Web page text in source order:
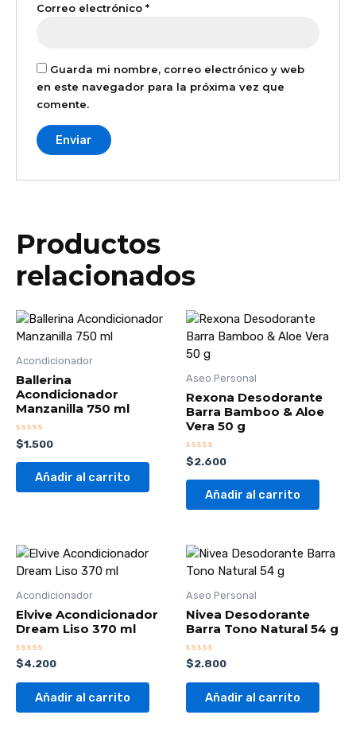
Correo electrónico*
Guarda mi nombre, correo electrónico y web
en este navegador para la próxima vez que
comente.
Productos
relacionados
Acondicionador
Ballerina
Acondicionador
Manzanilla 750 ml
Valorado
con
0
$1.500
Añadir al carrito
Aseo Personal
Rexona Desodorante
Barra Bamboo & Aloe
Vera 50 g
Valorado
con
0
$2.600
Añadir al carrito
Acondicionador
Elvive Acondicionador
Dream Liso 370 ml
Valorado
con
0
$4.200
Añadir al carrito
Aseo Personal
Nivea Desodorante
Barra Tono Natural 54 g
Valorado
con
0
$2.800
Añadir al carrito